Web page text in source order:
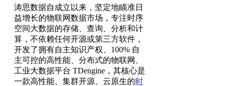
涛思数据自成立以来，坚定地瞄准日
益增长的物联网数据市场，专注时序
空间大数据的存储、查询、分析和计
算，不依赖任何开源或第三方软件，
开发了拥有自主知识产权、100% 自
主可控的高性能、分布式的物联网、
工业大数据平台 TDengine，其核心是
一款高性能、集群开源、云原生的时